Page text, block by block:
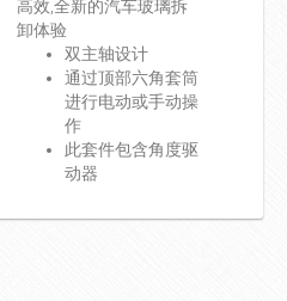
高效,全新的汽车玻璃拆
卸体验
双主轴设计
通过顶部六角套筒
进行电动或手动操
作
此套件包含角度驱
动器